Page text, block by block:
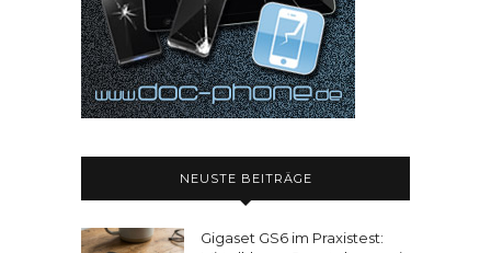
NEUSTE BEITRÄGE
Gigaset GS6 im Praxistest: